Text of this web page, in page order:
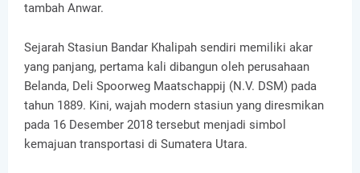
tambah Anwar.
Sejarah Stasiun Bandar Khalipah sendiri memiliki akar
yang panjang, pertama kali dibangun oleh perusahaan
Belanda, Deli Spoorweg Maatschappij (N.V. DSM) pada
tahun 1889. Kini, wajah modern stasiun yang diresmikan
pada 16 Desember 2018 tersebut menjadi simbol
kemajuan transportasi di Sumatera Utara.